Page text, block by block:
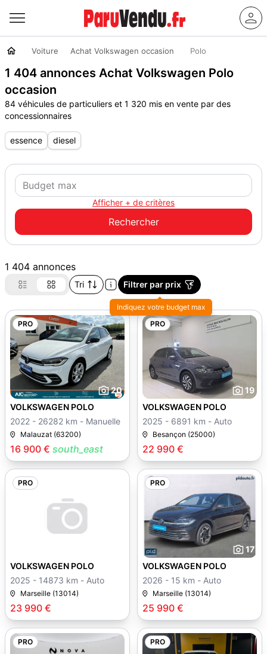
Voiture Achat Volkswagen occasion Polo
1 404 annonces Achat Volkswagen Polo
occasion
84 véhicules de particuliers et 1 320 mis en vente par des
concessionnaires
essence diesel
Afficher + de critères
1 404 annonces
Tri Filtrer par prix
Indiquez votre budget max
PRO
20
16 900 € south_east
VOLKSWAGEN POLO
2022 - 26282 km - Manuelle
Malauzat (63200)
PRO
19
22 990 €
VOLKSWAGEN POLO
2025 - 6891 km - Auto
Besançon (25000)
PRO
23 990 €
VOLKSWAGEN POLO
2025 - 14873 km - Auto
Marseille (13014)
PRO
17
25 990 €
VOLKSWAGEN POLO
2026 - 15 km - Auto
Marseille (13014)
PRO PRO